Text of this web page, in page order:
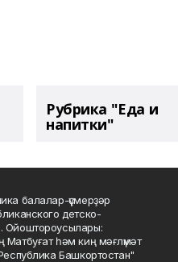
Рубрика "Еда и
напитки"
балалар-үҫмерҙәр
детско-
Ойоштороусылары:
һәм киң мәғлүмәт
Башкортостан"